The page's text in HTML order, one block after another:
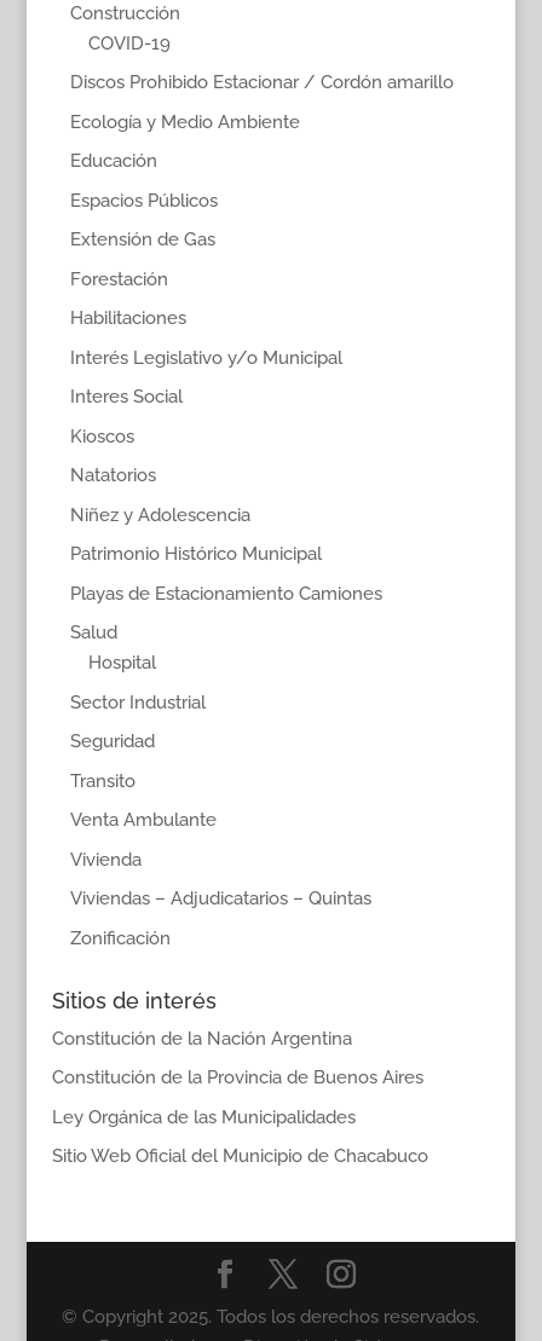
Construcción
COVID-19
Discos Prohibido Estacionar / Cordón amarillo
Ecología y Medio Ambiente
Educación
Espacios Públicos
Extensión de Gas
Forestación
Habilitaciones
Interés Legislativo y/o Municipal
Interes Social
Kioscos
Natatorios
Niñez y Adolescencia
Patrimonio Histórico Municipal
Playas de Estacionamiento Camiones
Salud
Hospital
Sector Industrial
Seguridad
Transito
Venta Ambulante
Vivienda
Viviendas – Adjudicatarios – Quintas
Zonificación
Sitios de interés
Constitución de la Nación Argentina
Constitución de la Provincia de Buenos Aires
Ley Orgánica de las Municipalidades
Sitio Web Oficial del Municipio de Chacabuco
© Copyright 2025. Todos los derechos reservados.